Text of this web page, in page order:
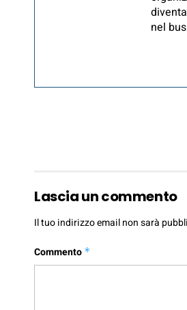
nel
Lascia un commento
Il tuo indirizzo email non sarà
Commento *